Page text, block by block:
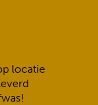
locatie